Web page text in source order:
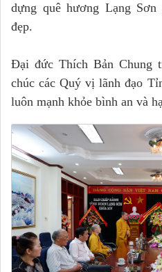
dựng quê hương Lạng
đẹp.
Đại đức Thích Bản Chung
chúc các Quý vị lãnh đạo
luôn mạnh khỏe bình an và